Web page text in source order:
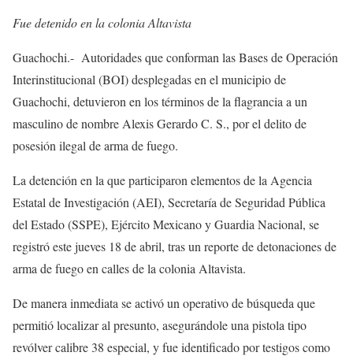
Fue detenido en la colonia Altavista
Guachochi.- Autoridades que conforman las Bases de Operación
Interinstitucional (BOI) desplegadas en el municipio de
Guachochi, detuvieron en los términos de la flagrancia a un
masculino de nombre Alexis Gerardo C. S., por el delito de
posesión ilegal de arma de fuego.
La detención en la que participaron elementos de la Agencia
Estatal de Investigación (AEI), Secretaría de Seguridad Pública
del Estado (SSPE), Ejército Mexicano y Guardia Nacional, se
registró este jueves 18 de abril, tras un reporte de detonaciones de
arma de fuego en calles de la colonia Altavista.
De manera inmediata se activó un operativo de búsqueda que
permitió localizar al presunto, asegurándole una pistola tipo
revólver calibre 38 especial, y fue identificado por testigos como